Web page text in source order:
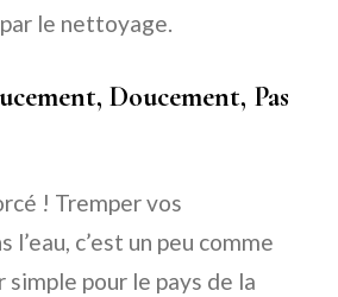
le nettoyage.
Doucement, Pas
! Tremper vos
l’eau, c’est un peu comme
pour le pays de la